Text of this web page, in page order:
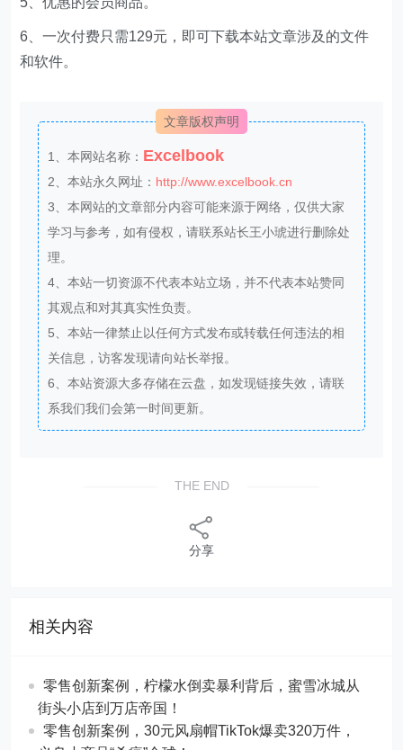
6、一次付费只需129元，即可下载本站文章涉及的文件
和软件。
文章版权声明
1、本网站名称： Excelbook
2、本站永久网址： http://www.excelbook.cn
3、本网站的文章部分内容可能来源于网络，仅供大家
学习与参考，如有侵权，请联系站长王小琥进行删除处
理。
4、本站一切资源不代表本站立场，并不代表本站赞同
其观点和对其真实性负责。
5、本站一律禁止以任何方式发布或转载任何违法的相
关信息，访客发现请向站长举报。
6、本站资源大多存储在云盘，如发现链接失效，请联
系我们我们会第一时间更新。
THE END
分享
相关内容
零售创新案例，柠檬水倒卖暴利背后，蜜雪冰城从
街头小店到万店帝国！
​​零售创新案例，30元风扇帽TikTok爆卖320万件，